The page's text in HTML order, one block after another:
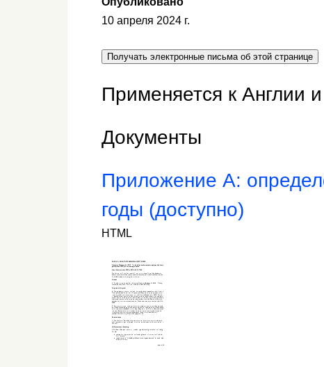
10 апреля 2024 г.
Получать электронные письма об этой странице
Применяется к Англии
Документы
Приложение A:
годы (доступно)
HTML